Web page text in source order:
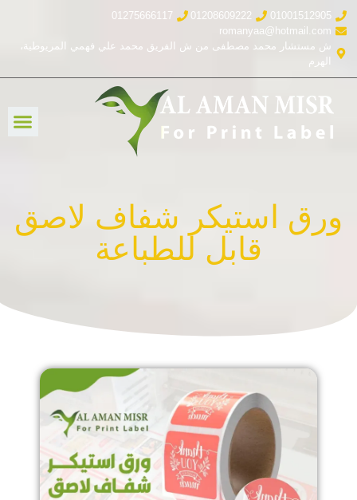
01001512905
01208609222
01275666117
romanyaa@hotmail.com
ش مستشار محمد مصطفى من ش الفريق محمد علي فهمي المريوطية،
الهرم
ورق استيكر شفاف لاصق
قابل للطباعة